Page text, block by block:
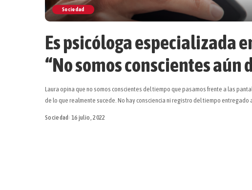
Sociedad
Es psicóloga especializada
“No somos conscientes aún
Laura opina que no somos conscientes del tiempo que pasamos frente a las
de lo que realmente sucede. No hay consciencia ni registro del tiempo entregado
Sociedad 16 julio, 2022